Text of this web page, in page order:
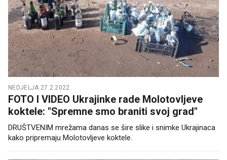
NEDJELJA 27.2.2022.
FOTO I VIDEO Ukrajinke rade Molotovljeve
koktele: "Spremne smo braniti svoj grad"
DRUŠTVENIM mrežama danas se šire slike i snimke Ukrajinaca
kako pripremaju Molotovljeve koktele.